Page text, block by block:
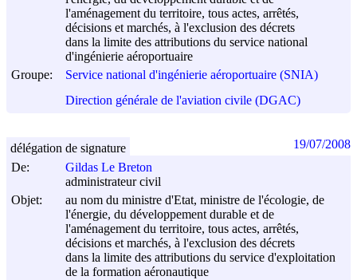
l'aménagement du territoire, tous actes, arrêtés,
décisions et marchés, à l'exclusion des décrets
dans la limite des attributions du service national
d'ingénierie aéroportuaire
Groupe:
Service national d'ingénierie aéroportuaire (SNIA)
Direction générale de l'aviation civile (DGAC)
De:
Gildas Le Breton
administrateur civil
Objet:
au nom du ministre d'Etat, ministre de l'écologie, de
l'énergie, du développement durable et de
l'aménagement du territoire, tous actes, arrêtés,
décisions et marchés, à l'exclusion des décrets
dans la limite des attributions du service d'exploitation
de la formation aéronautique
délégation de signature 19/07/2008